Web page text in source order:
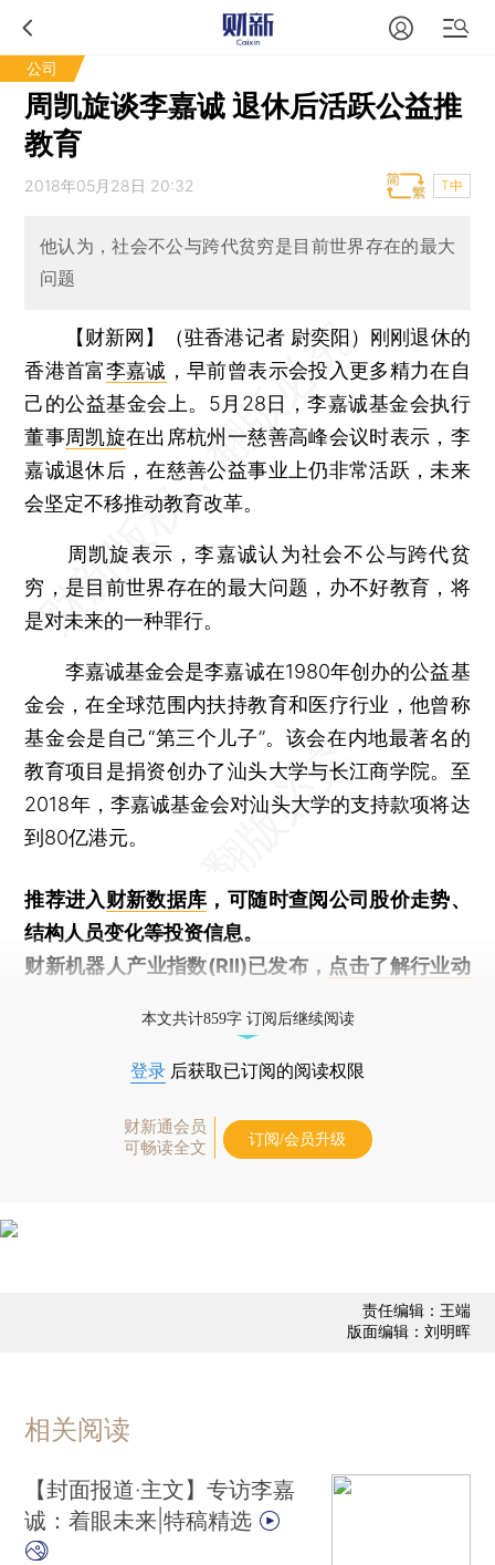
公司
周凯旋谈李嘉诚 退休后活跃公益推
教育
2018年05月28日 20:32 T中
他认为，社会不公与跨代贫穷是目前世界存在的最大
问题
【财新网】（驻香港记者 尉奕阳） 刚刚退休的
香港首富李嘉诚 ，早前曾表示会投入更多精力在自
己的公益基金会上。5月28日，李嘉诚基金会执行
董事周凯旋在出席杭州一慈善高峰会议时表示，李
嘉诚退休后，在慈善公益事业上仍非常活跃，未来
会坚定不移推动教育改革。
周凯旋表示，李嘉诚认为社会不公与跨代贫
穷，是目前世界存在的最大问题，办不好教育，将
是对未来的一种罪行。
李嘉诚基金会是李嘉诚在1980年创办的公益基
金会，在全球范围内扶持教育和医疗行业，他曾称
基金会是自己“第三个儿子”。该会在内地最著名的
教育项目是捐资创办了汕头大学与长江商学院。至
2018年，李嘉诚基金会对汕头大学的支持款项将达
到80亿港元。
推荐进入财新数据库 ，可随时查阅公司股价走势、
结构人员变化等投资信息。
财新机器人产业指数(RII)已发布， 点击了解行业动
本文共计859字 订阅后继续阅读
登录 后获取已订阅的阅读权限
财新通会员
可畅读全文
订阅/会员升级
责任编辑：王端
版面编辑：刘明晖
相关阅读
【封面报道·主文】专访李嘉
诚：着眼未来|特稿精选